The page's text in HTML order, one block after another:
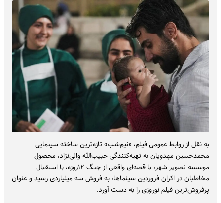
به نقل از روابط عمومی فیلم، «نیم‌شب» تازه‌ترین ساخته سینمایی
محمدحسین مهدویان به تهیه‌کنندگی حبیب‌الله والی‌نژاد، محصول
موسسه تصویر شهر، با قصه‌ای واقعی از جنگ ١٢روزه، با استقبال
مخاطبان در اکران فروردین سینماها، به فروش سه میلیاردی رسید و عنوان
پرفروش‌ترین فیلم نوروزی را به دست آورد.